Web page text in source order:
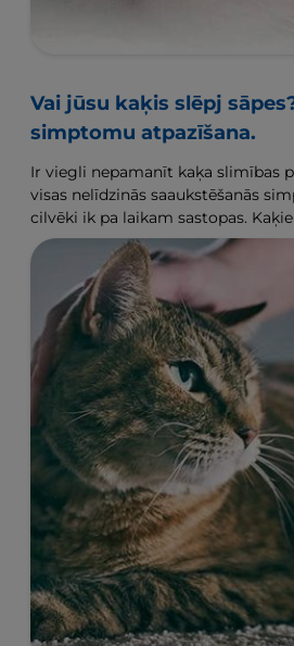
Vai jūsu kaķis slēpj
simptomu atpazīšana.
Ir viegli nepamanīt kaķa slimības
visas nelīdzinās saaukstēšanās
cilvēki ik pa laikam sastopas.
slēpt sāpes, kas apgrūtina iespēju
viņiem parūpēties laikā, kad tas ir
nepieciešams.